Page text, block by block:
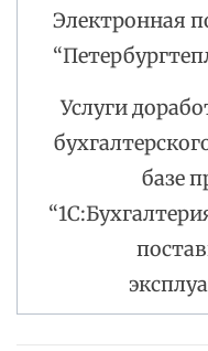
Электронная
Услуги
базе